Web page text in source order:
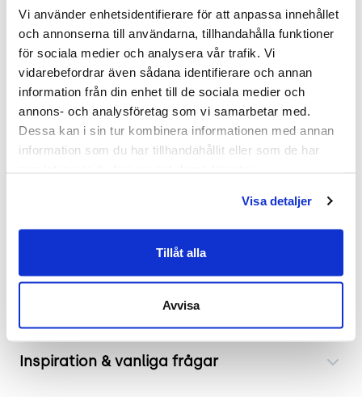
Vi använder enhetsidentifierare för att anpassa innehållet
och annonserna till användarna, tillhandahålla funktioner
för sociala medier och analysera vår trafik. Vi
vidarebefordrar även sådana identifierare och annan
information från din enhet till de sociala medier och
annons- och analysföretag som vi samarbetar med.
Dessa kan i sin tur kombinera informationen med annan
information som du har tillhandahållit eller som de har
Visa detaljer
Tillåt alla
Avvisa
Sitthöjd: 44 cm.
Skick: 4/5
2 års garanti
Mer fåtöljen
Begagnad fåtölj från IKEA, modell Vedbo. Perfekt
för både kontorsmiljöer och hemmets vardagsrum
inredningen eller som funktionellt inslag i ett
läshörn eller mötesrum.
Inspiration & vanliga frågar